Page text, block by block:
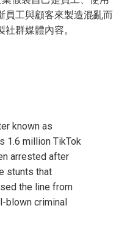
員工與顧客來製造混亂而
群媒體內容。
known as
1.6 million TikTok
arrested after
stunts that
the line from
blown criminal